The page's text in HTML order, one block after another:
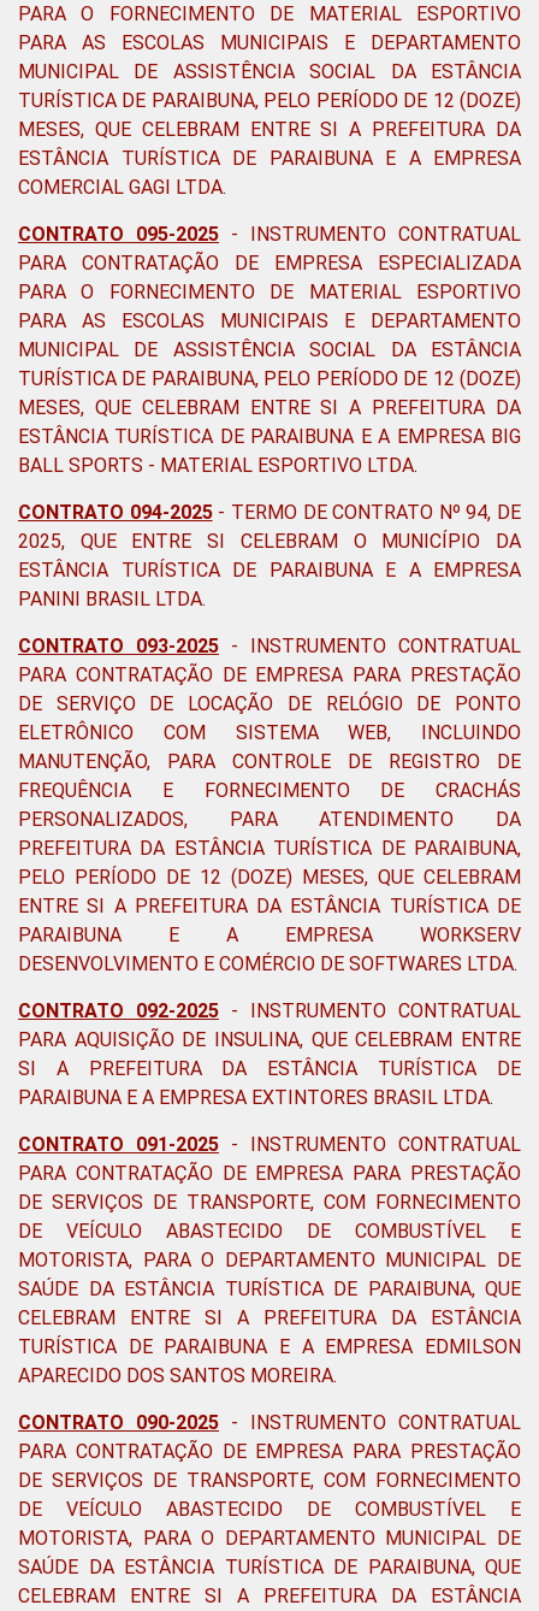
PARA O FORNECIMENTO DE MATERIAL ESPORTIVO
PARA AS ESCOLAS MUNICIPAIS E DEPARTAMENTO
MUNICIPAL DE ASSISTÊNCIA SOCIAL DA ESTÂNCIA
TURÍSTICA DE PARAIBUNA, PELO PERÍODO DE 12 (DOZE)
MESES, QUE CELEBRAM ENTRE SI A PREFEITURA DA
ESTÂNCIA TURÍSTICA DE PARAIBUNA E A EMPRESA
COMERCIAL GAGI LTDA.
CONTRATO 095-2025 - INSTRUMENTO CONTRATUAL
PARA CONTRATAÇÃO DE EMPRESA ESPECIALIZADA
PARA O FORNECIMENTO DE MATERIAL ESPORTIVO
PARA AS ESCOLAS MUNICIPAIS E DEPARTAMENTO
MUNICIPAL DE ASSISTÊNCIA SOCIAL DA ESTÂNCIA
TURÍSTICA DE PARAIBUNA, PELO PERÍODO DE 12 (DOZE)
MESES, QUE CELEBRAM ENTRE SI A PREFEITURA DA
ESTÂNCIA TURÍSTICA DE PARAIBUNA E A EMPRESA BIG
BALL SPORTS - MATERIAL ESPORTIVO LTDA.
CONTRATO 094-2025- TERMO DE CONTRATO Nº 94, DE
2025, QUE ENTRE SI CELEBRAM O MUNICÍPIO DA
ESTÂNCIA TURÍSTICA DE PARAIBUNA E A EMPRESA
PANINI BRASIL LTDA.
CONTRATO 093-2025 - INSTRUMENTO CONTRATUAL
PARA CONTRATAÇÃO DE EMPRESA PARA PRESTAÇÃO
DE SERVIÇO DE LOCAÇÃO DE RELÓGIO DE PONTO
ELETRÔNICO COM SISTEMA WEB, INCLUINDO
MANUTENÇÃO, PARA CONTROLE DE REGISTRO DE
FREQUÊNCIA E FORNECIMENTO DE CRACHÁS
PERSONALIZADOS, PARA ATENDIMENTO DA
PREFEITURA DA ESTÂNCIA TURÍSTICA DE PARAIBUNA,
PELO PERÍODO DE 12 (DOZE) MESES, QUE CELEBRAM
ENTRE SI A PREFEITURA DA ESTÂNCIA TURÍSTICA DE
PARAIBUNA E A EMPRESA WORKSERV
DESENVOLVIMENTO E COMÉRCIO DE SOFTWARES LTDA.
CONTRATO 092-2025 - INSTRUMENTO CONTRATUAL
PARA AQUISIÇÃO DE INSULINA, QUE CELEBRAM ENTRE
SI A PREFEITURA DA ESTÂNCIA TURÍSTICA DE
PARAIBUNA E A EMPRESA EXTINTORES BRASIL LTDA.
CONTRATO 091-2025 - INSTRUMENTO CONTRATUAL
PARA CONTRATAÇÃO DE EMPRESA PARA PRESTAÇÃO
DE SERVIÇOS DE TRANSPORTE, COM FORNECIMENTO
DE VEÍCULO ABASTECIDO DE COMBUSTÍVEL E
MOTORISTA, PARA O DEPARTAMENTO MUNICIPAL DE
SAÚDE DA ESTÂNCIA TURÍSTICA DE PARAIBUNA, QUE
CELEBRAM ENTRE SI A PREFEITURA DA ESTÂNCIA
TURÍSTICA DE PARAIBUNA E A EMPRESA EDMILSON
APARECIDO DOS SANTOS MOREIRA.
CONTRATO 090-2025 - INSTRUMENTO CONTRATUAL
PARA CONTRATAÇÃO DE EMPRESA PARA PRESTAÇÃO
DE SERVIÇOS DE TRANSPORTE, COM FORNECIMENTO
DE VEÍCULO ABASTECIDO DE COMBUSTÍVEL E
MOTORISTA, PARA O DEPARTAMENTO MUNICIPAL DE
SAÚDE DA ESTÂNCIA TURÍSTICA DE PARAIBUNA, QUE
CELEBRAM ENTRE SI A PREFEITURA DA ESTÂNCIA